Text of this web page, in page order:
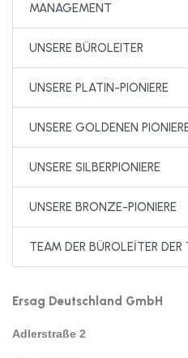
MANAGEMENT
UNSERE BÜROLEITER
UNSERE PLATIN-PIONIERE
UNSERE GOLDENEN
UNSERE SILBERPIONIERE
UNSERE BRONZE-PIONIERE
TEAM DER BÜROLEİTER DER
Ersag Deutschland GmbH
Adlerstraße 2